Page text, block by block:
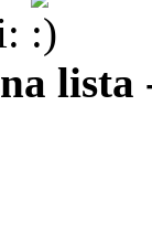
lista